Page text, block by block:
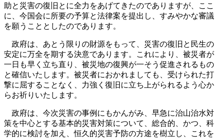
助と災害の復旧とに全力をあげてきたのでありますが、ここ
に、今国会に所要の予算と法律案を提出し、すみやかな審議
を願うこととしたのであります。
政府は、あとう限りの財源をもって、災害の復旧と民生の
安定に万全を期する決意であります。これにより、被災者が
一日も早く立ち直り、被災地の復興が一そう促進されるもの
と確信いたします。被災者におかれましても、受けられた打
撃に屈することなく、力強く復旧に立ち上がられるよう心か
らお祈りいたします。
政府は、今次災害の事例にもかんがみ、早急に治山治水対
策を中心とする基本的災害対策について、総合的、かつ、科
学的に検討を加え、恒久的災害予防の方途を樹立し、これを